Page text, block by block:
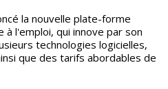
la nouvelle plate-forme
l'emploi, qui innove par son
technologies logicielles,
que des tarifs abordables de